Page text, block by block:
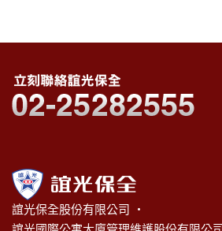
誼光保全股份有限公司 ‧